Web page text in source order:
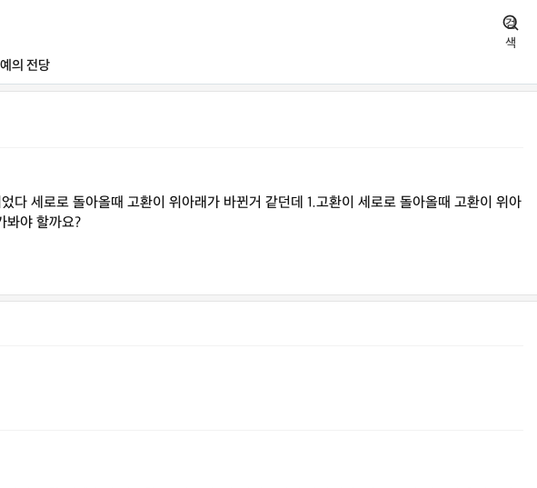
의 전당
검
색
세로로 돌아올때 고환이 위아래가 바뀐거 같던데 1.고환이 세로로 돌아올때 고환이 위아
봐야 할까요?